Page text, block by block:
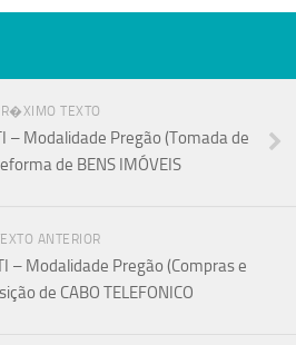
TEXTO
– Modalidade Pregão (Tomada de
de BENS IMÓVEIS
ANTERIOR
– Modalidade Pregão (Compras e
de CABO TELEFONICO